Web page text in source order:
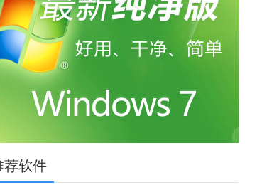
荐软件